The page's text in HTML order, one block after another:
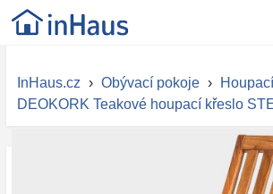
InHaus.cz › Obývací pokoje ›
DEOKORK Teakové houpací křeslo